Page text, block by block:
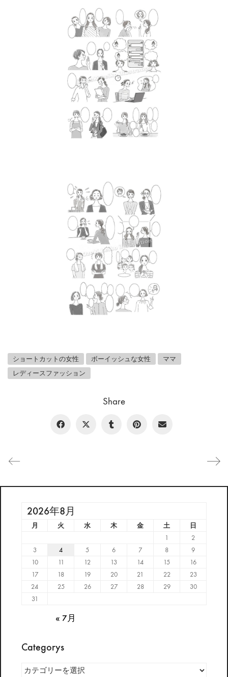
ショートカットの女性 ボーイッシュな女性
ママ
レディースファッション
Share
2026年8月
月 火 水 木 金 土
日
1
2
3
4 5 6 7 8
9
10
11 12 13 14 15
16
17
18 19 20 21 22
23
24
25 26 27 28 29
30
31
« 7月
Categorys